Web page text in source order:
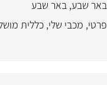
באר שבע, באר שבע
פרטי, מכבי שלי, כללית